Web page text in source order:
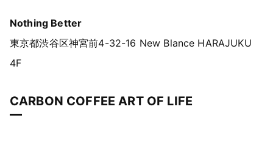
Nothing Better
東京都渋谷区神宮前4-32-16 New Blance HARAJUKU
4F
CARBON COFFEE ART OF LIFE